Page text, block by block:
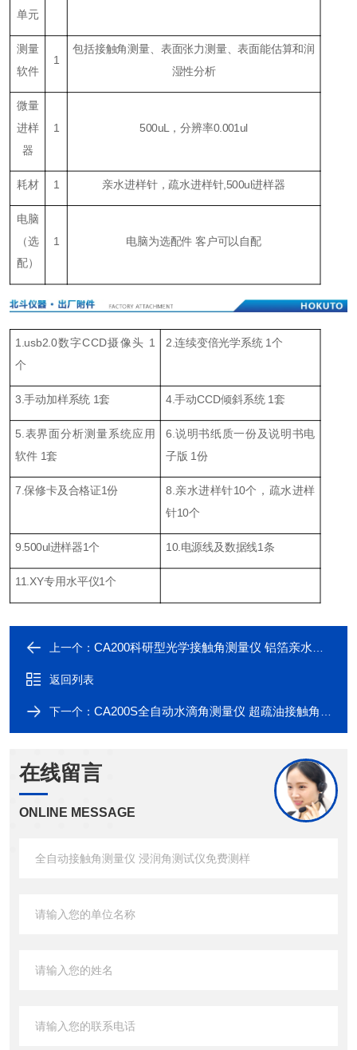
单元
测量
软件
1
包括接触角测量、表面张力测量、表面能估算和润
湿性分析
微量
进样
器
1 500uL，分辨率0.001ul
耗材 1 亲水进样针，疏水进样针,500ul进样器
电脑
（选
配）
1 电脑为选配件 客户可以自配
1.usb2.0数字CCD摄像头 1
个
2.连续变倍光学系统 1个
3.手动加样系统 1套 4.手动CCD倾斜系统 1套
5.表界面分析测量系统应用
软件 1套
6.说明书纸质一份及说明书电
子版 1份
7.保修卡及合格证1份
8.亲水进样针10个，疏水进样
针10个
9.500ul进样器1个 10.电源线及数据线1条
11.XY专用水平仪1个
上一个： CA200科研型光学接触角测量仪 铝箔亲水角测试仪
返回列表
下一个： CA200S全自动水滴角测量仪 超疏油接触角测试
在线留言
ONLINE MESSAGE